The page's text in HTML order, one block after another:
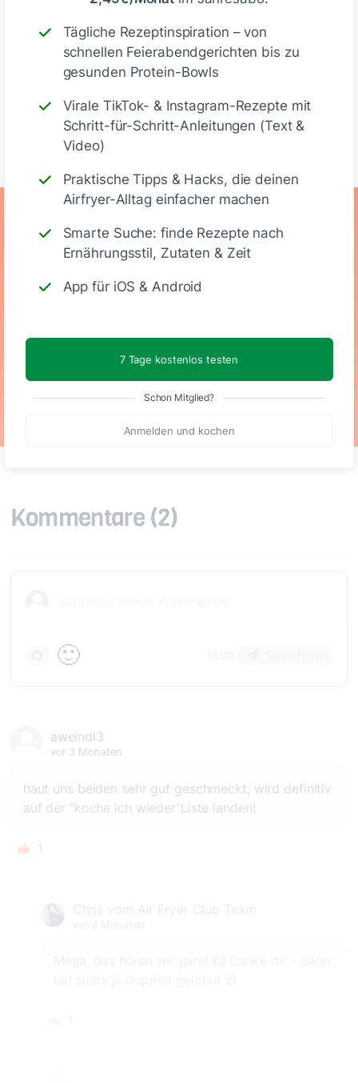
Tägliche Rezeptinspiration – von
schnellen Feierabendgerichten bis zu
gesunden Protein-Bowls
Virale TikTok- & Instagram-Rezepte mit
Schritt-für-Schritt-Anleitungen (Text &
Video)
Praktische Tipps & Hacks, die deinen
Airfryer-Alltag einfacher machen
Smarte Suche: finde Rezepte nach
Ernährungsstil, Zutaten & Zeit
App für iOS & Android
7 Tage kostenlos testen
Schon Mitglied?
Anmelden und kochen
Deine Notizen
Schreiben
Ernährungswerte
Eiweiß KH
Kommentare (2)
🙂
aweindl3
vor 3 Monaten
haut uns beiden sehr gut geschmeckt, wird definitiv
auf der "koche ich wieder"Liste landen!
1
Chris vom Air Fryer Club Team